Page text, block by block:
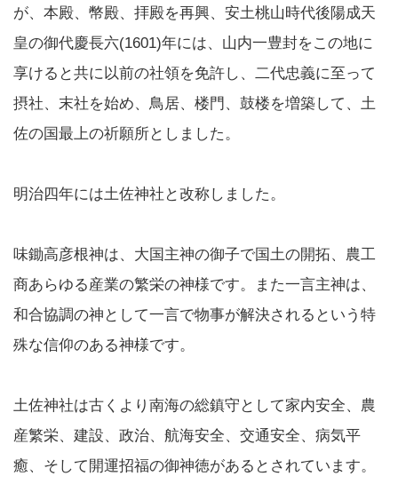
が、本殿、幣殿、拝殿を再興、安土桃山時代後陽成天
皇の御代慶長六(1601)年には、山内一豊封をこの地に
享けると共に以前の社領を免許し、二代忠義に至って
摂社、末社を始め、鳥居、楼門、鼓楼を増築して、土
佐の国最上の祈願所としました。
明治四年には土佐神社と改称しました。
味鋤高彦根神は、大国主神の御子で国土の開拓、農工
商あらゆる産業の繁栄の神様です。また一言主神は、
和合協調の神として一言で物事が解決されるという特
殊な信仰のある神様です。
土佐神社は古くより南海の総鎮守として家内安全、農
産繁栄、建設、政治、航海安全、交通安全、病気平
癒、そして開運招福の御神徳があるとされています。